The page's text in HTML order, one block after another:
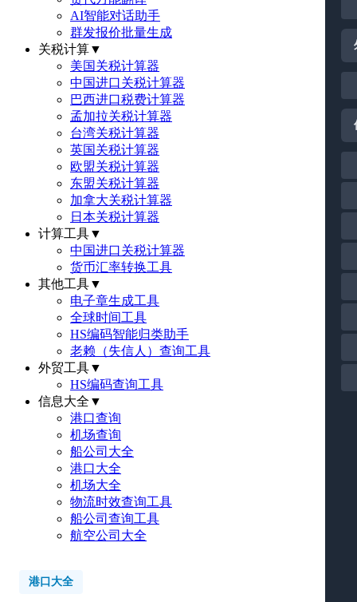
AI智能对话助手
群发报价批量生成
关税计算▼
美国关税计算器
中国进口关税计算器
巴西进口税费计算器
孟加拉关税计算器
台湾关税计算器
英国关税计算器
欧盟关税计算器
东盟关税计算器
加拿大关税计算器
日本关税计算器
计算工具▼
中国进口关税计算器
货币汇率转换工具
其他工具▼
电子章生成工具
全球时间工具
HS编码智能归类助手
老赖（失信人）查询工具
外贸工具▼
HS编码查询工具
信息大全 ▼
港口查询
机场查询
船公司大全
港口大全
机场大全
物流时效查询工具
船公司查询工具
航空公司大全
港口大全